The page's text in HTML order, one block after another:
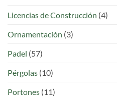
Licencias de Construcción (4)
Ornamentación (3)
Padel (57)
Pérgolas (10)
Portones (11)